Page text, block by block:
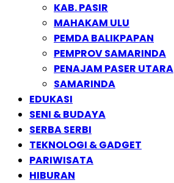
KAB. PASIR
MAHAKAM ULU
PEMDA BALIKPAPAN
PEMPROV SAMARINDA
PENAJAM PASER UTARA
SAMARINDA
EDUKASI
SENI & BUDAYA
SERBA SERBI
TEKNOLOGI & GADGET
PARIWISATA
HIBURAN